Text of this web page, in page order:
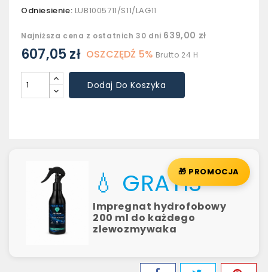
Odniesienie: LUB1005711/S11/LAG11
Najniższa cena z ostatnich 30 dni 639,00 zł
607,05 zł OSZCZĘDŹ 5% Brutto 24 H
Dodaj Do Koszyka
🎁 PROMOCJA
💧 GRATIS
Impregnat hydrofobowy
200 ml do każdego
zlewozmywaka